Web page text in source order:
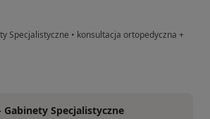
Specjalistyczne • konsultacja ortopedyczna +
Gabinety Specjalistyczne